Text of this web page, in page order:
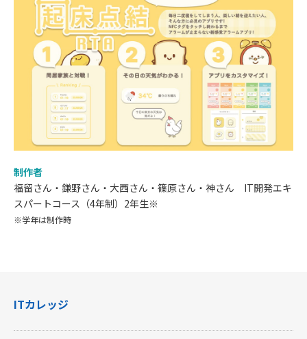
制作者
福留さん・鎌野さん・大西さん・篠原さん・神さん IT開発エキ
スパートコース（4年制）2年生※
※学年は制作時
ITカレッジ